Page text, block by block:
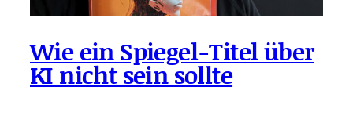
Wie ein Spiegel-Titel über
KI nicht sein sollte